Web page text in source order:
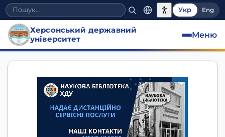
Укр Eng
Херсонський державний
університет
Меню
Наукова бібліотека ХДУ